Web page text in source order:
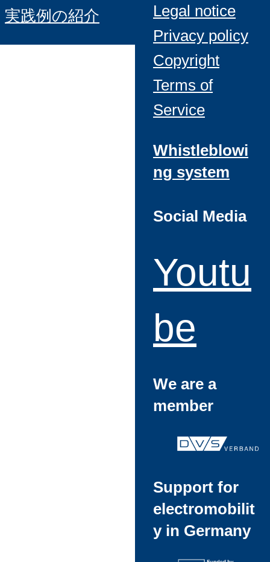
実践例の紹介
Legal notice
Privacy policy
Copyright
Terms of
Service
Whistleblowi
ng system
Social Media
Youtu
be
We are a
member
Support for
electromobilit
y in Germany